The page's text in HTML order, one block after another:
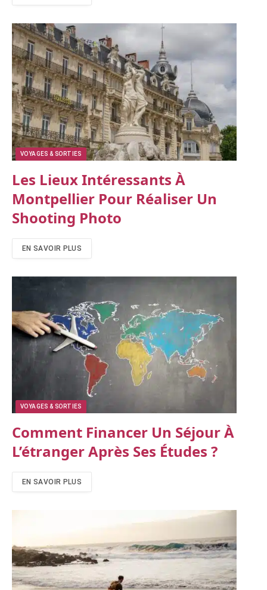
VOYAGES & SORTIES
Les Lieux Intéressants À
Montpellier Pour Réaliser Un
Shooting Photo
EN SAVOIR PLUS
VOYAGES & SORTIES
Comment Financer Un Séjour À
L’étranger Après Ses Études ?
EN SAVOIR PLUS